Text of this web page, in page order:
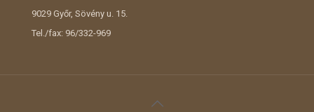
9029 Győr, Sövény u. 15.
Tel./fax: 96/332-969